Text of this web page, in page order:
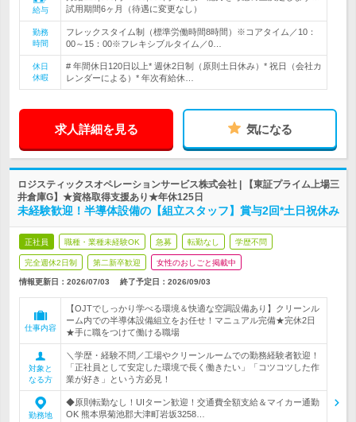
給与
試用期間6ヶ月（待遇に変更なし）
勤務
時間
フレックスタイム制（標準労働時間8時間）※コアタイム／10：
00～15：00※フレキシブルタイム／0…
休日
休暇
# 年間休日120日以上* 週休2日制（原則土日休み）* 祝日（会社カ
レンダーによる）* 年次有給休…
求人詳細を見る 気になる
ロジスティックスオペレーションサービス株式会社 | 【東証プライム上場三
井倉庫G】★資格取得支援あり★年休125日
未経験歓迎！半導体設備の【組立スタッフ】賞与2回*土日祝休み
正社員 職種・業種未経験OK 急募 転勤なし 学歴不問
完全週休2日制 第二新卒歓迎 女性のおしごと掲載中
情報更新日：2026/07/03 終了予定日： 2026/09/03
仕事内容
【OJTでしっかり学べる環境＆快適な空調設備あり】クリーンル
ーム内での半導体設備組立をお任せ！マニュアル完備★完休2日
★手に職をつけて働ける職場
対象と
なる方
＼学歴・経験不問／工場やクリーンルームでの勤務経験者歓迎！
「正社員として安定した環境で長く働きたい」「コツコツした作
業が好き」という方必見！
勤務地
◆原則転勤なし！UIターン歓迎！交通費全額支給＆マイカー通勤
OK 熊本県菊池郡大津町岩坂3258…